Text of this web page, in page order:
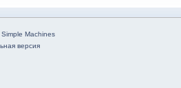
Simple Machines
версия